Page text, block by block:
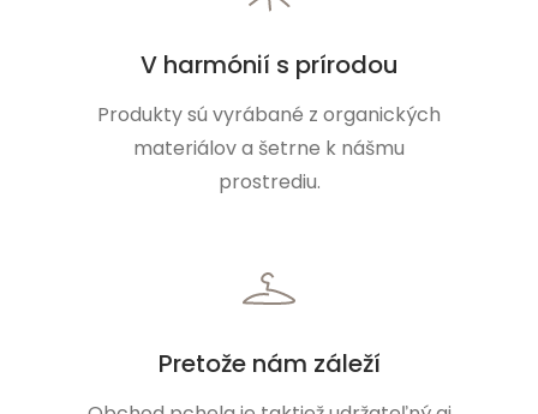
V harmónií s prírodou
Produkty sú vyrábané z organických
materiálov a šetrne k nášmu
prostrediu.
Pretože nám záleží